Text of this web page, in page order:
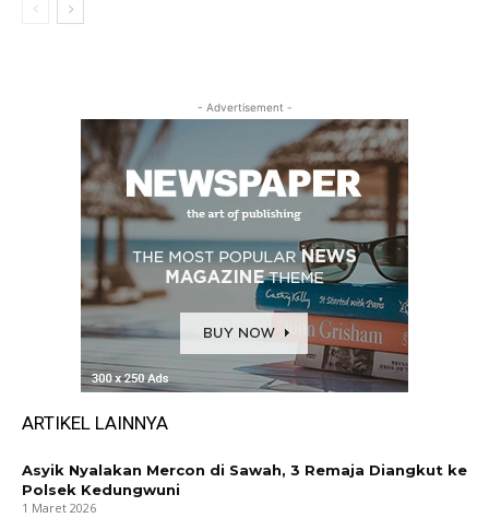
- Advertisement -
ARTIKEL LAINNYA
Asyik Nyalakan Mercon di Sawah, 3 Remaja Diangkut ke
Polsek Kedungwuni
1 Maret 2026